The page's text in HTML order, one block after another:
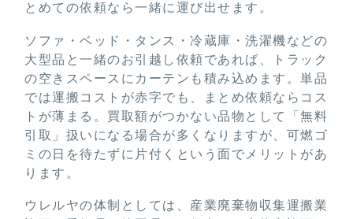
とめての依頼なら一緒に運び出せます。
ソファ・ベッド・タンス・冷蔵庫・洗濯機などの
大型品と一緒のお引越し依頼であれば、トラック
の空きスペースにカーテンも積み込めます。単品
では運搬コストが赤字でも、まとめ依頼ならコス
トが薄まる。買取額がつかない品物として「無料
引取」扱いになる場合が多くなりますが、可燃ゴ
ミの日を待たずに片付くという面でメリットがあ
ります。
ウレルヤの体制としては、産業廃棄物収集運搬業